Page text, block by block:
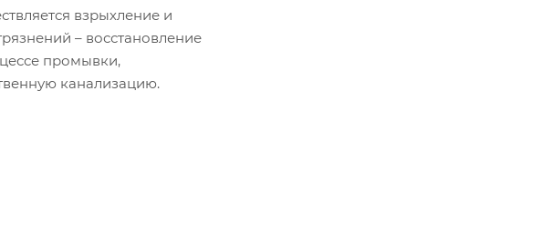
взрыхление и
– восстановление
промывки,
канализацию.